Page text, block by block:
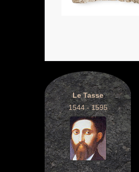
Le Tasse
1544 - 1595